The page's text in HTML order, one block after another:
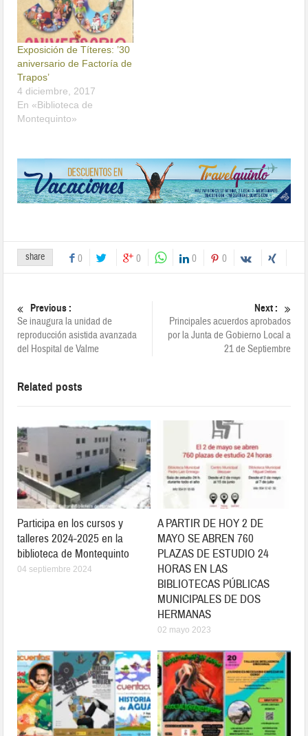
Exposición de Títeres: ’30
aniversario de Factoría de
Trapos’
4 diciembre, 2017
En «Biblioteca de
Montequinto»
share 0 0 0 0
Previous :
Se inaugura la unidad de
reproducción asistida avanzada
del Hospital de Valme
Next :
Principales acuerdos aprobados
por la Junta de Gobierno Local a
21 de Septiembre
Related posts
Participa en los cursos y
talleres 2024-2025 en la
biblioteca de Montequinto
04 septiembre 2024
A PARTIR DE HOY 2 DE
MAYO SE ABREN 760
PLAZAS DE ESTUDIO 24
HORAS EN LAS
BIBLIOTECAS PÚBLICAS
MUNICIPALES DE DOS
HERMANAS
02 mayo 2023